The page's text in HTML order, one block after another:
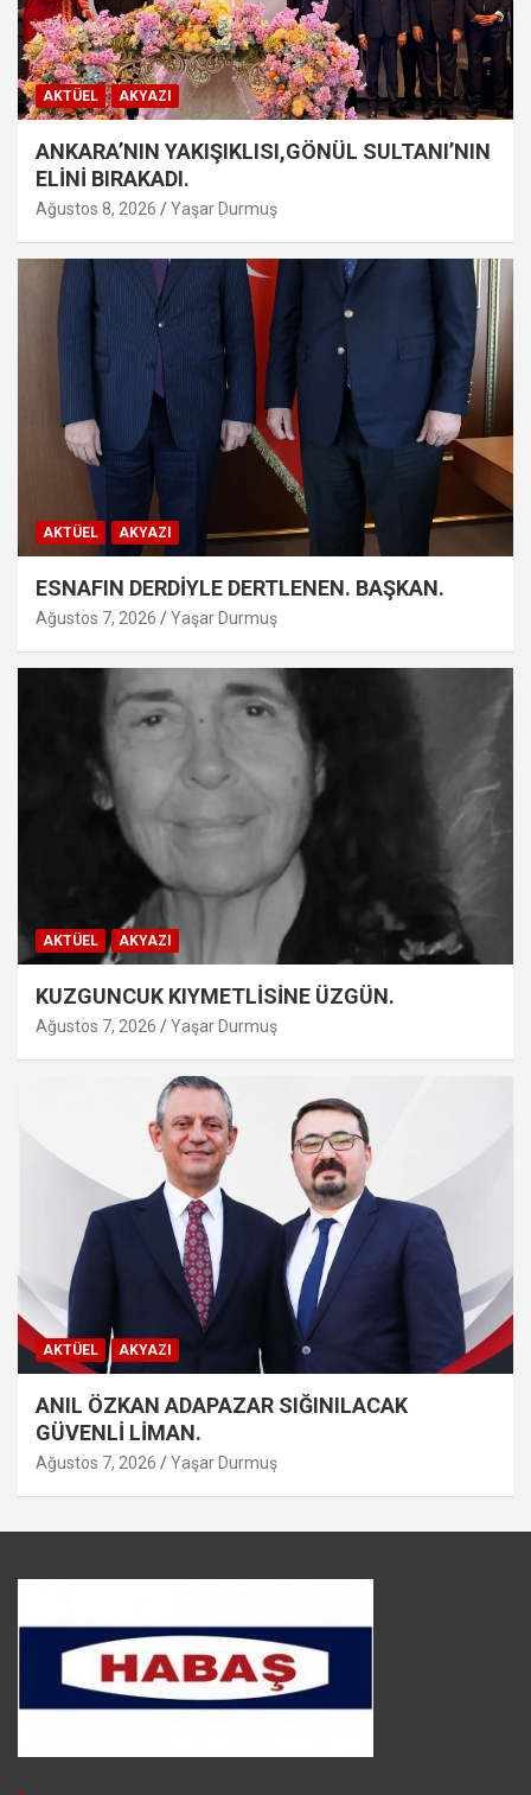
AKTÜEL AKYAZI
ANKARA’NIN YAKIŞIKLISI,GÖNÜL SULTANI’NIN
ELİNİ BIRAKADI.
Ağustos 8, 2026 Yaşar Durmuş
AKTÜEL AKYAZI
ESNAFIN DERDİYLE DERTLENEN. BAŞKAN.
Ağustos 7, 2026 Yaşar Durmuş
AKTÜEL AKYAZI
KUZGUNCUK KIYMETLİSİNE ÜZGÜN.
Ağustos 7, 2026 Yaşar Durmuş
AKTÜEL AKYAZI
ANIL ÖZKAN ADAPAZAR SIĞINILACAK
GÜVENLİ LİMAN.
Ağustos 7, 2026 Yaşar Durmuş